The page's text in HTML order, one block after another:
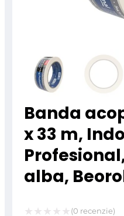
Banda
x 33 m,
alba,
(0 recenzie)